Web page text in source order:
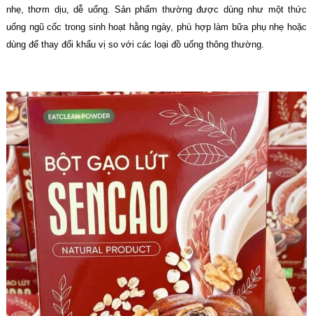
nhẹ, thơm dịu, dễ uống. Sản phẩm thường được dùng như một thức
uống ngũ cốc trong sinh hoạt hằng ngày, phù hợp làm bữa phụ nhẹ hoặc
dùng để thay đổi khẩu vị so với các loại đồ uống thông thường.